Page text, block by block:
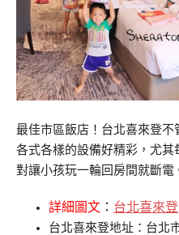
最佳市區飯店！台北喜來登
各式各樣的設備好精彩，尤
對讓小孩玩一輪回房間就斷電
詳細圖文 ： 台北喜來登
台北喜來登地址：台北